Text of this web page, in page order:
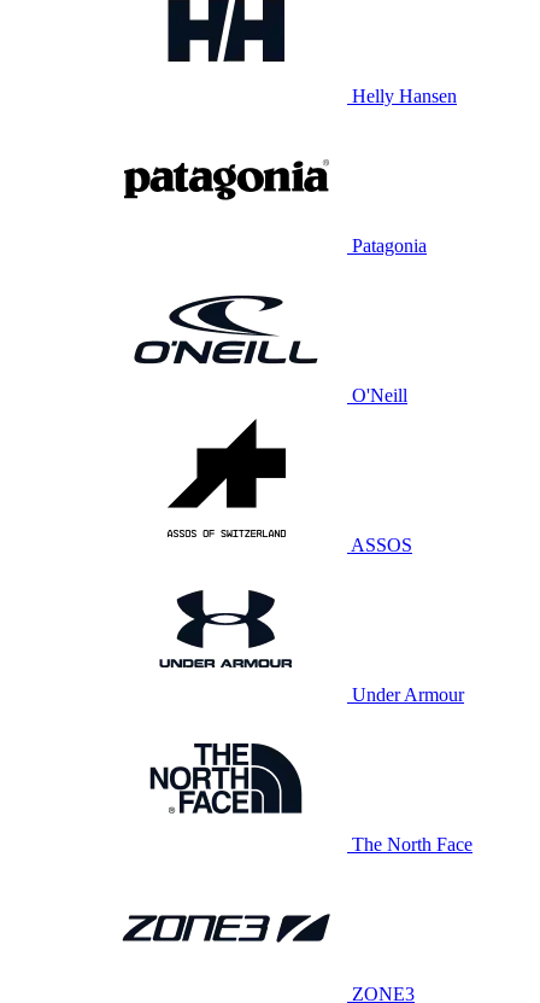
Helly Hansen
Patagonia
O'Neill
ASSOS
Under Armour
The North Face
ZONE3